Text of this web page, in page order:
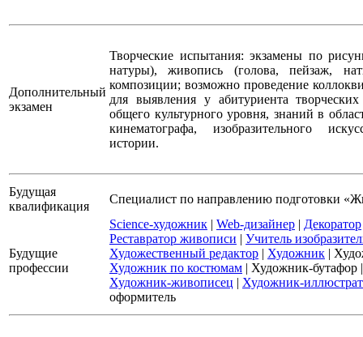
Дополнительный
экзамен
Творческие испытания: экзамены по
натуры), живопись (голова, пейзаж,
композиции; возможно проведение
для выявления у абитуриента
общего культурного уровня, знаний в
кинематографа, изобразительного
истории.
Будущая
квалификация
Специалист по направлению подготовки
Будущие
профессии
Science-художник | Web-дизайнер | Декоратор
Реставратор живописи | Учитель
Художественный редактор | Художник |
Художник по костюмам | Художник-бутафор
Художник-живописец | Художник-
оформитель